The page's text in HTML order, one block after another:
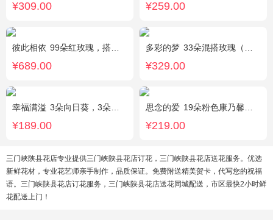
¥309.00 ¥259.00
彼此相依 99朵红玫瑰，搭配适量石竹梅。
¥689.00
多彩的梦 33朵混搭玫瑰（香槟玫瑰+粉玫瑰+白玫瑰），配花、绿叶搭配
¥329.00
幸福满溢 3朵向日葵，3朵香槟玫瑰，配花、绿叶搭配
¥189.00
思念的爱 19朵粉色康乃馨，尤加利搭配
¥219.00
三门峡陕县花店专业提供三门峡陕县花店订花，三门峡陕县花店送花服务。优选
新鲜花材，专业花艺师亲手制作，品质保证。免费附送精美贺卡，代写您的祝福
语。三门峡陕县花店订花服务，三门峡陕县花店送花同城配送，市区最快2小时鲜
花配送上门！